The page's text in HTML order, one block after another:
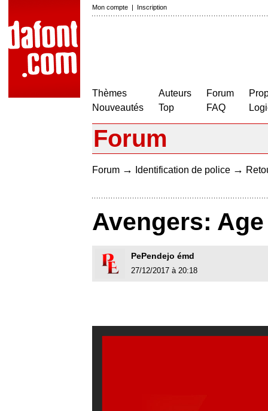
Mon compte | Inscription
Thèmes
Nouveautés
Auteurs
Top
Forum
FAQ
Forum
Forum → Identification de police →
Avengers:
PePendejo émd
27/12/2017 à 20:18